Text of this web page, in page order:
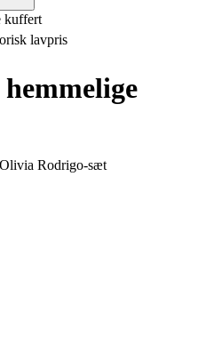
lavpris
Rodrigo-sæt